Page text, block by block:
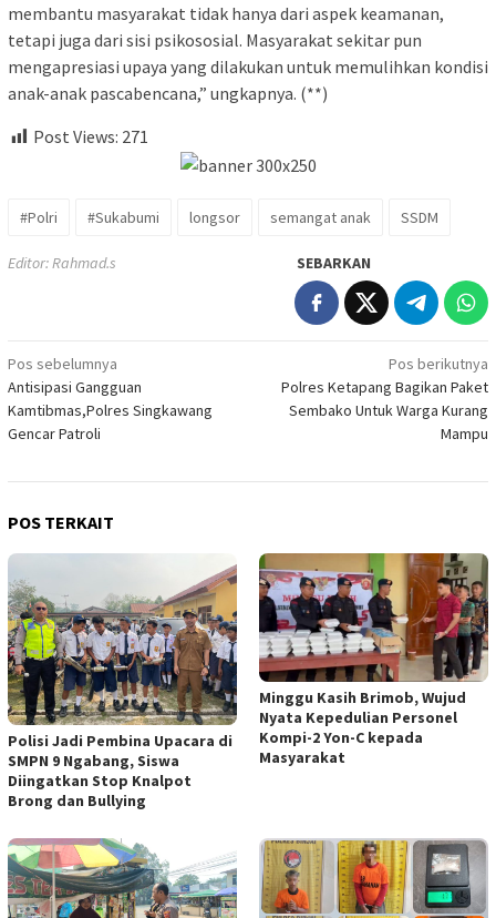
membantu masyarakat tidak hanya dari aspek keamanan,
tetapi juga dari sisi psikososial. Masyarakat sekitar pun
mengapresiasi upaya yang dilakukan untuk memulihkan kondisi
anak-anak pascabencana,” ungkapnya. (**)
Post Views: 271
#Polri #Sukabumi longsor semangat anak SSDM
Editor: Rahmad.s SEBARKAN
Navigasi
pos
Pos sebelumnya
Antisipasi Gangguan
Kamtibmas,Polres Singkawang
Gencar Patroli
Pos berikutnya
Polres Ketapang Bagikan Paket
Sembako Untuk Warga Kurang
Mampu
POS TERKAIT
Polisi Jadi Pembina Upacara di
SMPN 9 Ngabang, Siswa
Diingatkan Stop Knalpot
Brong dan Bullying
Minggu Kasih Brimob, Wujud
Nyata Kepedulian Personel
Kompi-2 Yon-C kepada
Masyarakat